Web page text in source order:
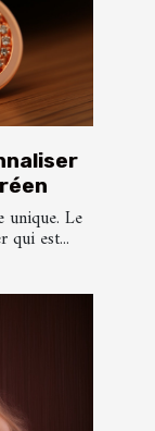
unique. Le
qui est...